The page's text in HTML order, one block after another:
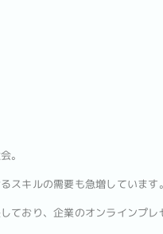
。
スキルの需要も急増しています。
ており、企業のオンラインプ